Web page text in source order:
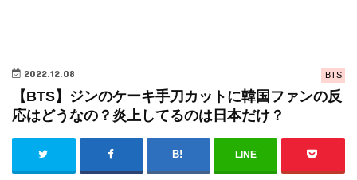
BTS
2022.12.08
【BTS】ジンのケーキ手刀カットに韓国ファンの反
応はどうなの？炎上してるのは日本だけ？
LINE